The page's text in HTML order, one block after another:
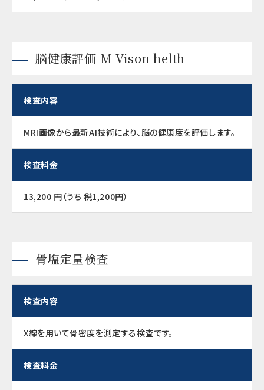
脳健康評価 M Vison helth
検査内容
MRI画像から最新AI技術により、脳の健康度を評価します。
検査料金
13,200 円（うち 税1,200円）
骨塩定量検査
検査内容
X線を用いて骨密度を測定する検査です。
検査料金